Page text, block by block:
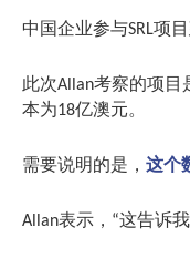
中国企业参与SRL项
此次Allan考察的项目
本为18亿澳元。
需要说明的是， 这个
Allan表示， “这告诉